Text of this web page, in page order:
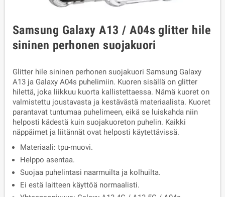
Samsung Galaxy A13 / A04s glitter hile
sininen perhonen suojakuori
Glitter hile sininen perhonen suojakuori Samsung Galaxy
A13 ja Galaxy A04s puhelimiin. Kuoren sisällä on glitter
hilettä, joka liikkuu kuorta kallistettaessa. Nämä kuoret on
valmistettu joustavasta ja kestävästä materiaalista. Kuoret
parantavat tuntumaa puhelimeen, eikä se luiskahda niin
helposti kädestä kuin suojakuoreton puhelin. Kaikki
näppäimet ja liitännät ovat helposti käytettävissä.
Materiaali: tpu-muovi.
Helppo asentaa.
Suojaa puhelintasi naarmuilta ja kolhuilta.
Ei estä laitteen käyttöä normaalisti.